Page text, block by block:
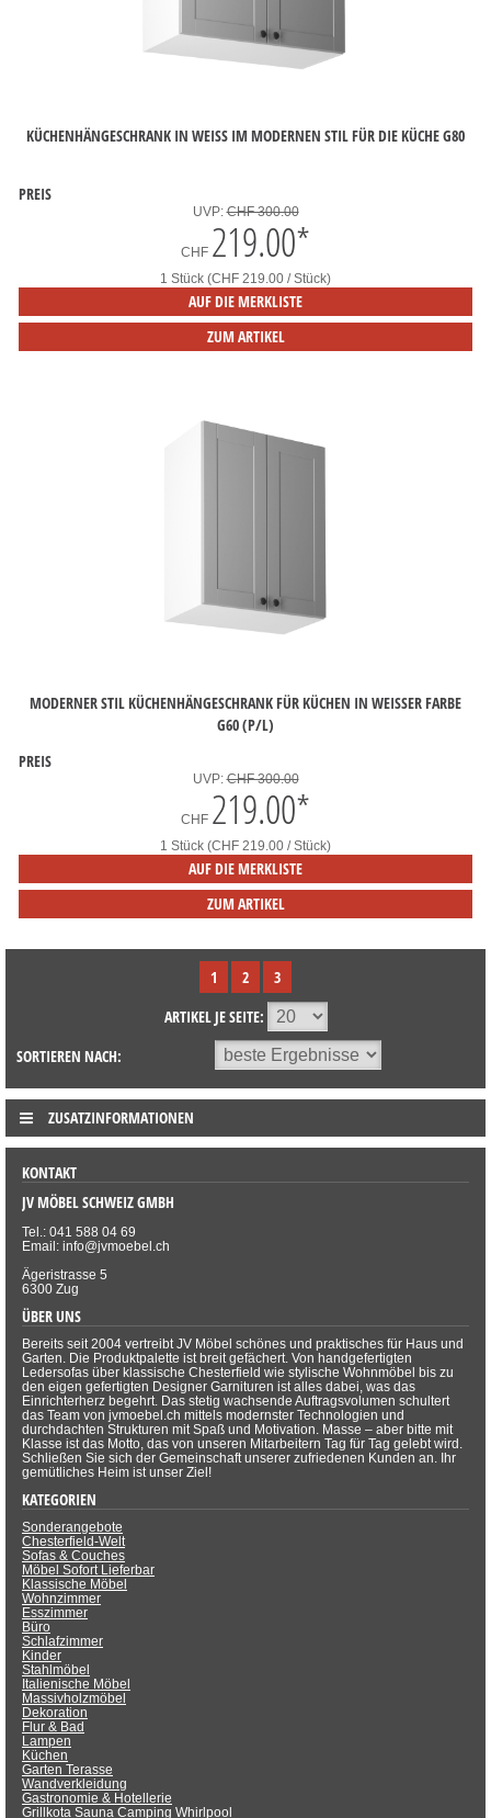
KÜCHENHÄNGESCHRANK IN WEISS IM MODERNEN STIL FÜR DIE KÜCHE G80
PREIS
UVP:CHF 300.00
CHF 219.00*
1 Stück (CHF 219.00 / Stück)
AUF DIE MERKLISTE
ZUM ARTIKEL
MODERNER STIL KÜCHENHÄNGESCHRANK FÜR KÜCHEN IN WEISSER FARBE
G60 (P/L)
PREIS
UVP:CHF 300.00
CHF 219.00*
1 Stück (CHF 219.00 / Stück)
AUF DIE MERKLISTE
ZUM ARTIKEL
1 2
3
ARTIKEL JE SEITE:
SORTIEREN NACH:
ZUSATZINFORMATIONEN
KONTAKT
JV MÖBEL SCHWEIZ GMBH
Tel.: 041 588 04 69
Email: info@jvmoebel.ch
Ägeristrasse 5
6300 Zug
ÜBER UNS
Bereits seit 2004 vertreibt JV Möbel schönes und praktisches für Haus und
Garten. Die Produktpalette ist breit gefächert. Von handgefertigten
Ledersofas über klassische Chesterfield wie stylische Wohnmöbel bis zu
den eigen gefertigten Designer Garnituren ist alles dabei, was das
Einrichterherz begehrt. Das stetig wachsende Auftragsvolumen schultert
das Team von jvmoebel.ch mittels modernster Technologien und
durchdachten Strukturen mit Spaß und Motivation. Masse – aber bitte mit
Klasse ist das Motto, das von unseren Mitarbeitern Tag für Tag gelebt wird.
Schließen Sie sich der Gemeinschaft unserer zufriedenen Kunden an. Ihr
gemütliches Heim ist unser Ziel!
KATEGORIEN
Sonderangebote
Chesterfield-Welt
Sofas & Couches
Möbel Sofort Lieferbar
Klassische Möbel
Wohnzimmer
Esszimmer
Büro
Schlafzimmer
Kinder
Stahlmöbel
Italienische Möbel
Massivholzmöbel
Dekoration
Flur & Bad
Lampen
Küchen
Garten Terasse
Wandverkleidung
Gastronomie & Hotellerie
Grillkota Sauna Camping Whirlpool